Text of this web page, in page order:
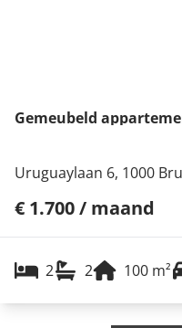
Gemeubeld
Uruguaylaan 6, 1000
€ 1.700 / maand
2 2 100 m²